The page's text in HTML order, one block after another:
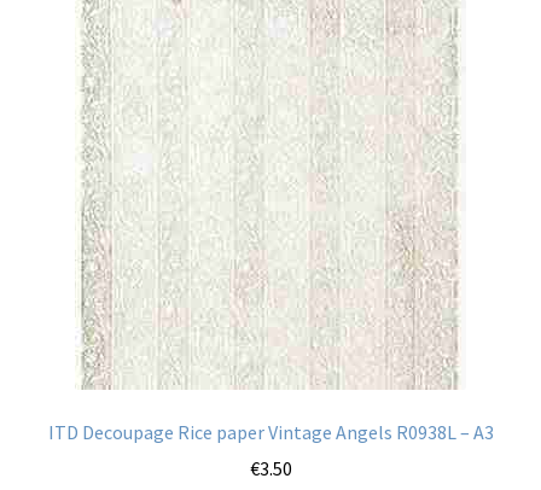
ITD Decoupage Rice paper Vintage Angels R0938L – A3
€3.50